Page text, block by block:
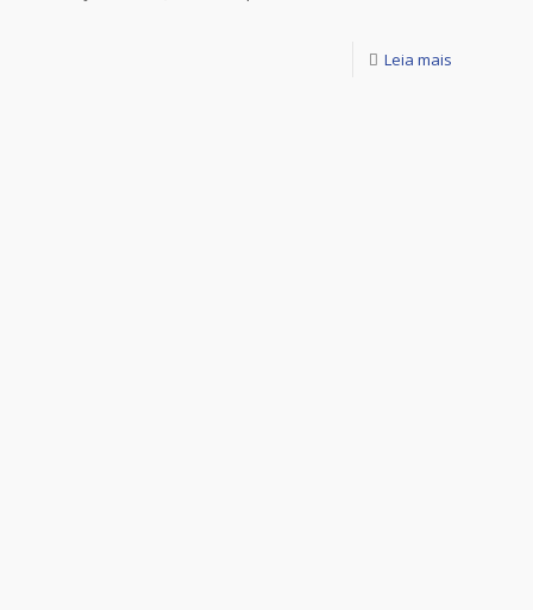
Leia mais